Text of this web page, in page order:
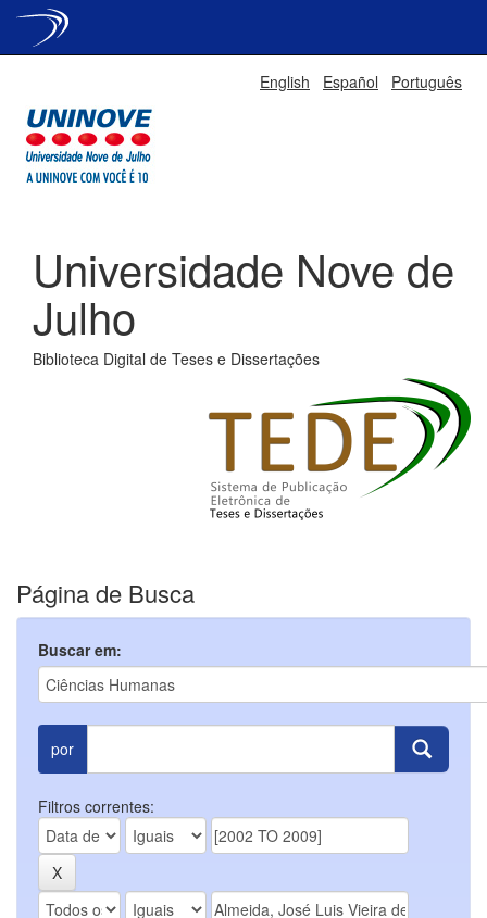
English Español Português
Universidade Nove de
Julho
Biblioteca Digital de Teses e Dissertações
Página de Busca
Buscar em:
por
Filtros correntes: